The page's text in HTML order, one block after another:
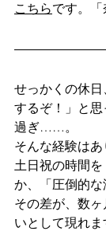
こちらです。「
せっかくの休
するぞ！」と
過ぎ……。
そんな経験はあ
土日祝の時間
か、「圧倒的な
その差が、数
いとして現れま